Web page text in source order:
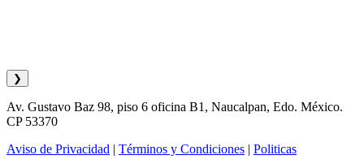
❯
Av. Gustavo Baz 98, piso 6 oficina B1, Naucalpan, Edo. México.
CP 53370
Aviso de Privacidad | Términos y Condiciones | Politicas